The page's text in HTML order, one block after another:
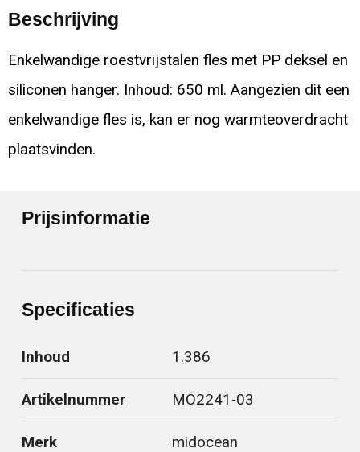
Beschrijving
Enkelwandige roestvrijstalen fles met PP deksel en
siliconen hanger. Inhoud: 650 ml. Aangezien dit een
enkelwandige fles is, kan er nog warmteoverdracht
plaatsvinden.
Prijsinformatie
Specificaties
Inhoud 1.386
Artikelnummer MO2241-03
Merk midocean